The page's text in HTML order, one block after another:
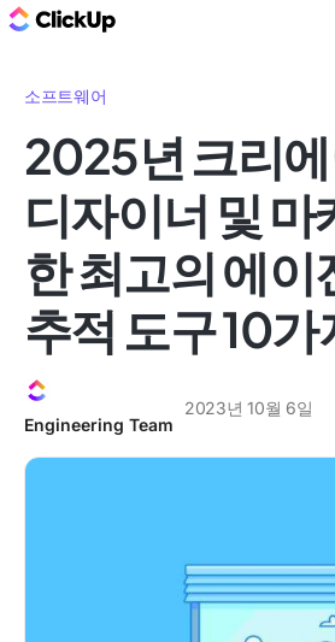
소프트웨어
2025년 크리
디자이너 및 마
한 최고의 에이
추적 도구 10가
Engineering Team
2023년 10월 6일